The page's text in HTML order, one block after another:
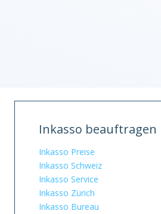
Inkasso beauftragen
Inkasso Preise
Inkasso Schweiz
Inkasso Service
Inkasso Zürich
Inkasso Bureau